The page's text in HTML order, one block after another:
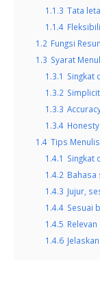
1.1.3 Tata
1.1.4
1.2 Fungsi
1.3 Syarat
1.3.1 Singkat
1.3.2
1.3.3
1.3.4
1.4 Tips
1.4.1 Singkat
1.4.2
1.4.3 Jujur,
1.4.4 Sesuai
1.4.5 Relevan
1.4.6